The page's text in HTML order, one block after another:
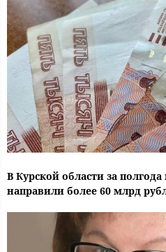
В Курской области за
направили более 60 млрд